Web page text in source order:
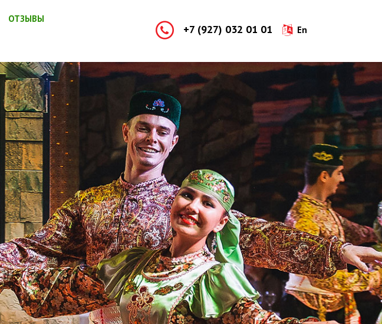
ОТЗЫВЫ
+7 (927) 032 01 01 En